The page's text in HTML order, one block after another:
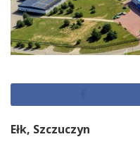
Ełk, Szczuczyn